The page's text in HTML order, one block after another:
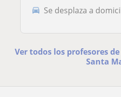
Se desplaza a
Ver todos los profesores
Santa